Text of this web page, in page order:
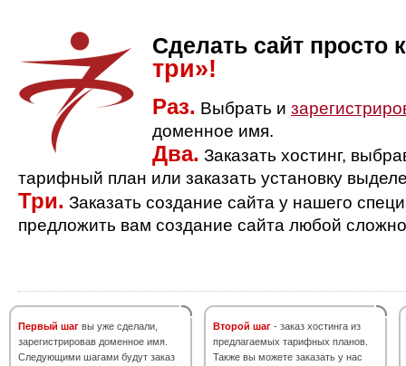
Сделать сайт просто
три»!
Раз. Выбрать и
доменное имя.
Два. Заказать хостинг,
тарифный план или заказать установку
Три. Заказать создание сайта у нашего
предложить вам создание сайта любой
Первый шаг вы уже сделали,
зарегистрировав доменное имя.
Следующими шагами будут заказ
Второй шаг - заказ хостинга из
предлагаемых тарифных планов.
Также вы можете заказать у нас